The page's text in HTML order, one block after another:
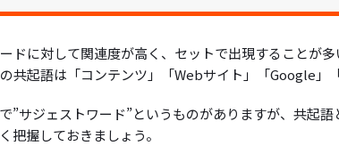
ドに対して関連度が高く、セットで出現することが
共起語は「コンテンツ」「Webサイト」「Google」
”サジェストワード”というものがありますが、共起
把握しておきましょう。